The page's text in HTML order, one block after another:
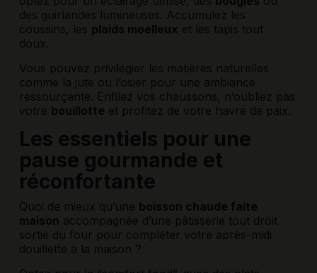
des guirlandes lumineuses. Accumulez les
coussins, les plaids moelleux et les tapis tout
doux.
Vous pouvez privilégier les matières naturelles
comme la jute ou l’osier pour une ambiance
ressourçante. Enfilez vos chaussons, n’oubliez pas
votre bouillotte et profitez de votre havre de paix.
Les essentiels pour une
pause gourmande et
réconfortante
Quoi de mieux qu’une boisson chaude faite
maison accompagnée d’une pâtisserie tout droit
sortie du four pour compléter votre après-midi
douillette à la maison ?